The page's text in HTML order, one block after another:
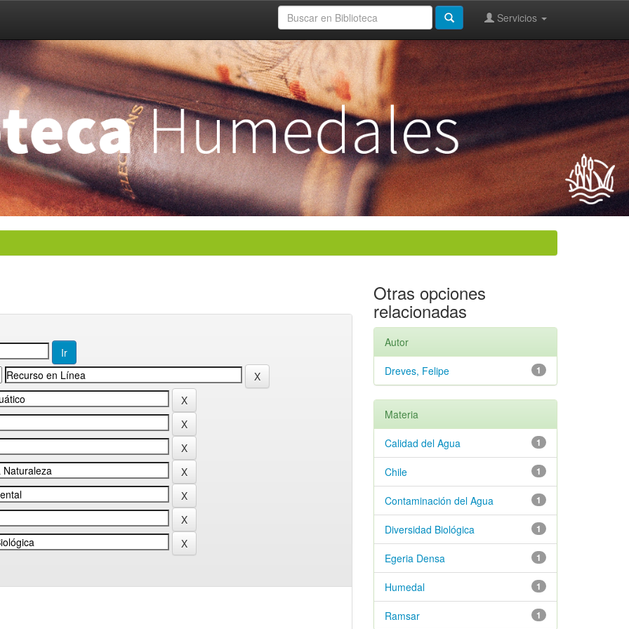
Servicios
Otras opciones
relacionadas
Autor
1
Dreves, Felipe
Materia
1
Calidad del Agua
1
Chile
1
Contaminación del Agua
1
Diversidad Biológica
1
Egeria Densa
1
Humedal
1
Ramsar